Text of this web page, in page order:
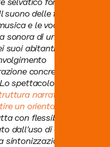
delle foglie, lo
e le voci dei
di un viaggio
suoi abitanti.
concreta di
spettacolo prevede un
narrativa
un orientamento
con flessibilità ai
dall'uso di cuffie
e